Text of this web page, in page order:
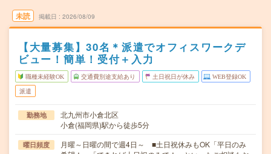
未読 掲載日 2026/08/09
【大量募集】30名＊派遣でオフィスワークデ
ビュー！簡単！受付＋入力
職種未経験OK 交通費別途支給あり 土日祝日が休み WEB登録OK
派遣
勤務地
北九州市小倉北区
小倉(福岡県)駅から徒歩5分
曜日頻度
月曜～日曜の間で週4日～ ■土日祝休みもOK「平日のみ